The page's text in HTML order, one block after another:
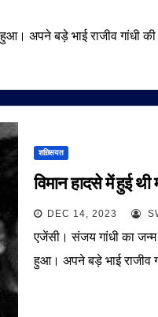
अपने बड़े भाई राजीव गांधी
शख़्सियत
विमान हादसे में हुई थी
DEC 14, 2023
एजेंसी। संजय गांधी का जन्म
हुआ। अपने बड़े भाई राजीव